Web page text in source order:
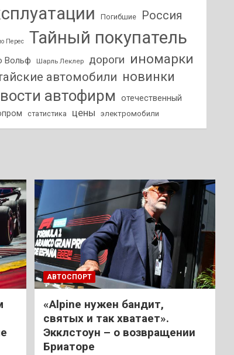
Погибшие Россия
Перес Тайный покупатель
Вольф Шарль Леклер дороги иномарки
автомобили новинки
автофирм
отечественный
статистика цены электромобили
АВТОСПОРТ
«Alpine нужен бандит,
святых и так хватает».
Экклстоун – о возвращении
Бриаторе